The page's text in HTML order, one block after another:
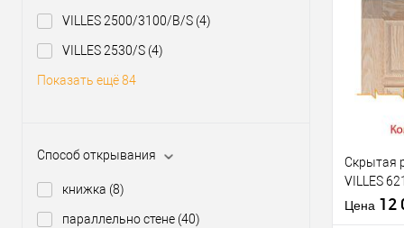
VILLES 2500/3100/B/S (4)
VILLES 2530/S (4)
Показать ещё 84
Способ открывания
книжка (8)
параллельно стене (40)
В
раздвижной
системы
системи
Скрытая
VILLES
полотно
Цена 12